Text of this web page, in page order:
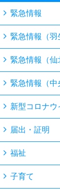
緊急情報
緊急情報（羽
緊急情報（仙
緊急情報（中
新型コロナウ
届出・証明
福祉
子育て